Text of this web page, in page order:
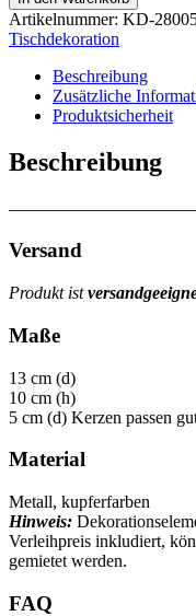
Menge
Artikelnummer: KD-
Tischdekoration
Beschreibung
Zusätzliche
Produktsicherheit
Beschreibung
Versand
Produkt ist
Maße
13 cm (d)
10 cm (h)
5 cm (d) Kerzen passen
Material
Metall, kupferfarben
Hinweis:
Verleihpreis inkludiert,
gemietet werden.
FAQ